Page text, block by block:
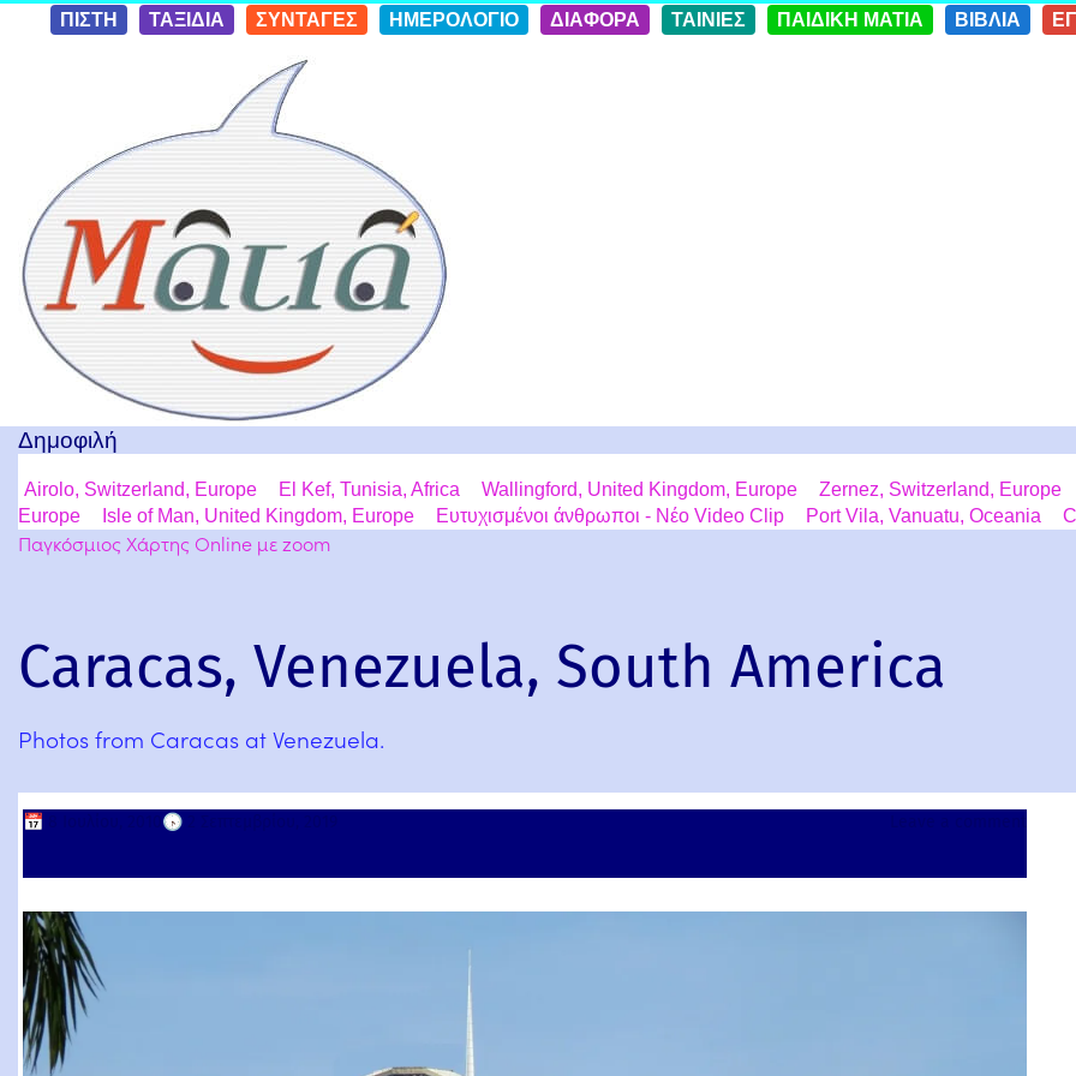
Skip to
conten
ΠΙΣΤΗ ΤΑΞΙΔΙΑ ΣΥΝΤΑΓΕΣ ΗΜΕΡΟΛΟΓΙΟ ΔΙΑΦΟΡΑ ΤΑΙΝΙΕΣ ΠΑΙΔΙΚΗ ΜΑΤΙΑ ΒΙΒΛΙΑ
Δημοφιλή
Airolo, Switzerland, Europe El Kef, Tunisia, Africa Wallingford, United Kingdom, Europe Zernez, Switzerland, Europe
Europe
Isle of Man, United Kingdom, Europe Ευτυχισμένοι άνθρωποι - Νέο Video Clip Port Vila, Vanuatu, Oceania
Παγκόσμιος Χάρτης Online με zoom
Caracas, Venezuela, South America
Photos from Caracas at Venezuela.
📅 🕟